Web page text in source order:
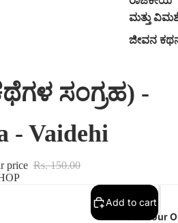
ಮತ್ತು
ಜೀವನ
Track Your
ಸಂಗ್ರಹ) -
- Vaidehi
price Rs. 150.00
Add to cart